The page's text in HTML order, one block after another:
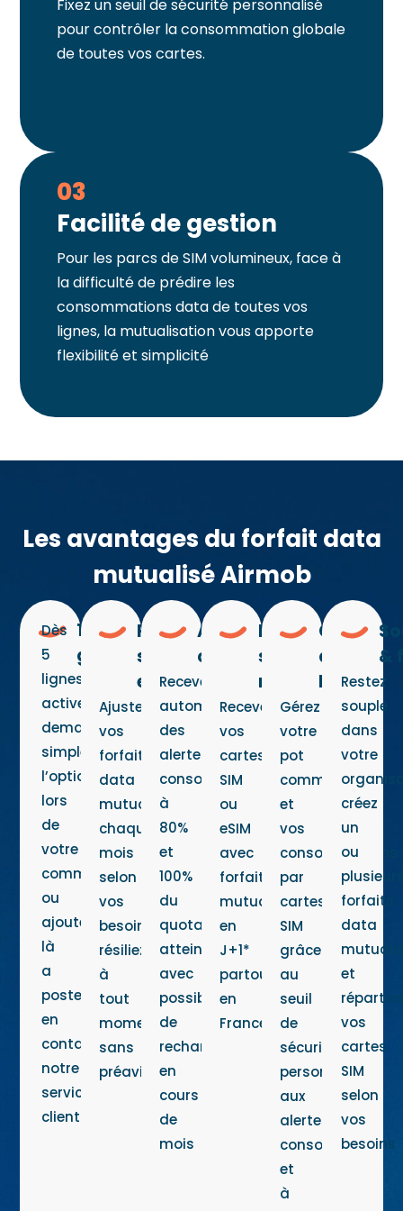
Fixez un seuil de sécurité personnalisé
pour contrôler la consommation globale
de toutes vos cartes.
03
Facilité de gestion
Pour les parcs de SIM volumineux, face à
la difficulté de prédire les
consommations data de toutes vos
lignes, la mutualisation vous apporte
flexibilité et simplicité
Les avantages du forfait data
mutualisé Airmob
100%
gratuit
Dès
5
lignes
actives,
demandez
simplement
l’option
lors
de
votre
commande
ou
ajoutez
là
a
posteriori
en
contactant
notre
service
client
Flexible &
sans
engagement
Ajustez
vos
forfaits
data
mutualisés
chaque
mois
selon
vos
besoins,
résiliez
à
tout
moment
sans
préavis
Alerte
conso
Recevez
automatiquement
des
alertes
conso
à
80%
et
100%
du
quota
atteint
avec
possibilité
de
recharger
en
cours
de
mois
Déploiement
simple &
rapide
Recevez
vos
cartes
SIM
ou
eSIM
avec
forfait
mutualisé
en
J+1*
partout
en
France
Gestion
à la
ligne
Gérez
votre
pot
commun
et
vos
consommations
par
cartes
SIM
grâce
au
seuil
de
sécurité
personnalisé,
aux
alertes
conso
et
à
&
Restez
souple
dans
votre
créez
un
ou
forfaits
data
et
vos
cartes
SIM
selon
vos
besoins